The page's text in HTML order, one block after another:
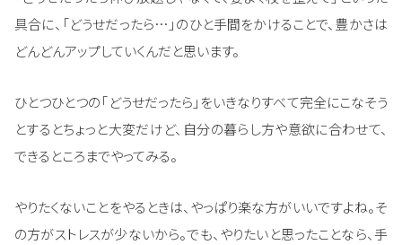
具合に、「どうせだったら…」のひと手間をかけることで、豊かさは
どんどんアップしていくんだと思います。
ひとつひとつの「どうせだったら」をいきなりすべて完全にこなそう
とするとちょっと大変だけど、自分の暮らし方や意欲に合わせて、
できるところまでやってみる。
やりたくないことをやるときは、やっぱり楽な方がいいですよね。そ
の方がストレスが少ないから。でも、やりたいと思ったことなら、手